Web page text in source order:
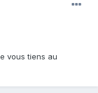
vous tiens au